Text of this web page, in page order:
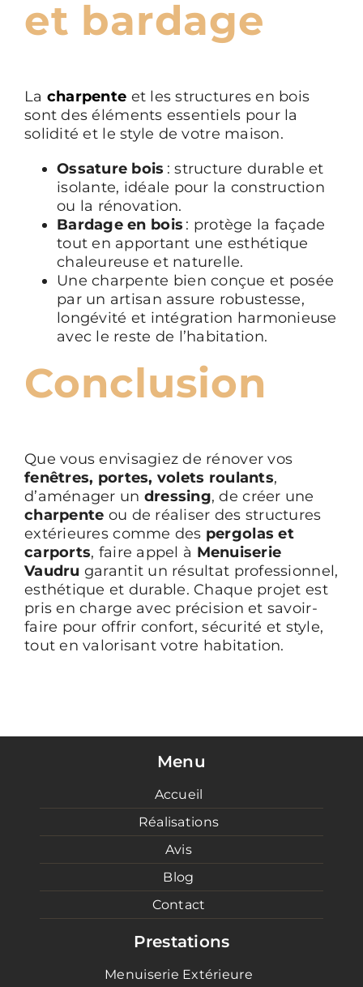
et bardage
La charpente et les structures en bois
sont des éléments essentiels pour la
solidité et le style de votre maison.
Ossature bois : structure durable et
isolante, idéale pour la construction
ou la rénovation.
Bardage en bois : protège la façade
tout en apportant une esthétique
chaleureuse et naturelle.
Une charpente bien conçue et posée
par un artisan assure robustesse,
longévité et intégration harmonieuse
avec le reste de l’habitation.
Conclusion
Que vous envisagiez de rénover vos
fenêtres, portes, volets roulants,
d’aménager un dressing, de créer une
charpente ou de réaliser des structures
extérieures comme des pergolas et
carports, faire appel à Menuiserie
Vaudru garantit un résultat professionnel,
esthétique et durable. Chaque projet est
pris en charge avec précision et savoir-
faire pour offrir confort, sécurité et style,
tout en valorisant votre habitation.
Menu
Accueil
Réalisations
Avis
Blog
Contact
Prestations
Menuiserie Extérieure